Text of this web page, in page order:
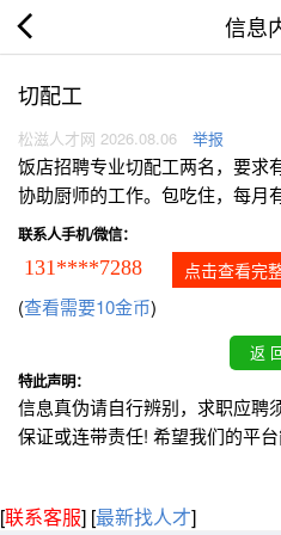
信息
切配工
松滋人才网 2026.08.06 举报
饭店招聘专业切配工两名，要求
协助厨师的工作。包吃住，每月
联系人手机/微信：
131****7288 点击查看完
(查看需要10金币)
特此声明：
信息真伪请自行辨别，求职应聘
保证或连带责任! 希望我们的平台
[联系客服] [最新找人才]